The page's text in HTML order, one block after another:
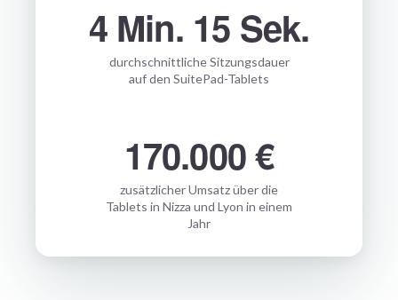
4 Min. 15 Sek.
durchschnittliche Sitzungsdauer
auf den SuitePad-Tablets
170.000 €
zusätzlicher Umsatz über die
Tablets in Nizza und Lyon in einem
Jahr